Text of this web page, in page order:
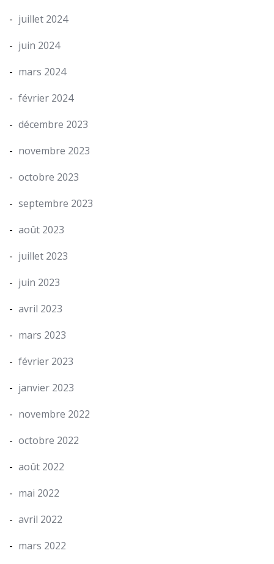
juillet 2024
juin 2024
mars 2024
février 2024
décembre 2023
novembre 2023
octobre 2023
septembre 2023
août 2023
juillet 2023
juin 2023
avril 2023
mars 2023
février 2023
janvier 2023
novembre 2022
octobre 2022
août 2022
mai 2022
avril 2022
mars 2022